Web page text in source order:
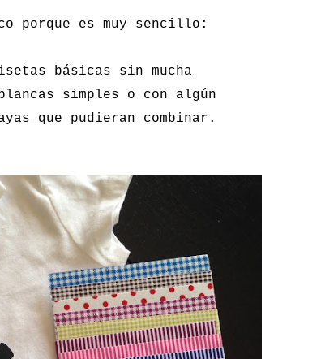
porque es muy sencillo:
básicas sin mucha
simples o con algún
que pudieran combinar.